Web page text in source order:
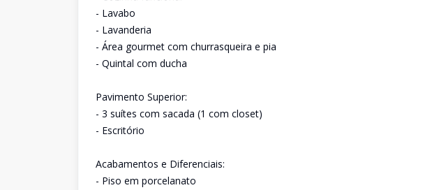
- Lavabo
- Lavanderia
- Área gourmet com churrasqueira e pia
- Quintal com ducha
Pavimento Superior:
- 3 suítes com sacada (1 com closet)
- Escritório
Acabamentos e Diferenciais:
- Piso em porcelanato